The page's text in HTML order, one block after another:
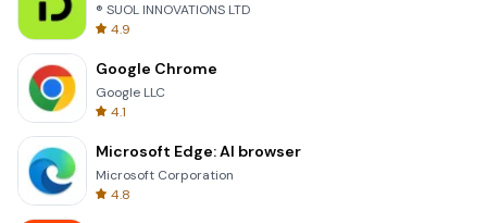
® SUOL INNOVATIONS LTD
4.9
Google Chrome
Google LLC
4.1
Microsoft Edge: AI browser
Microsoft Corporation
4.8